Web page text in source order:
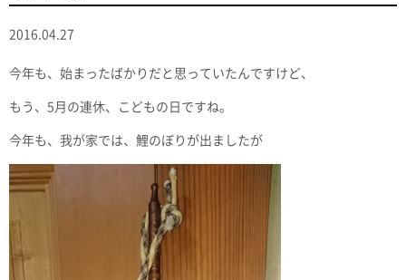
2016.04.27
今年も、始まったばかりだと思っていたんですけど、
もう、5月の連休、こどもの日ですね。
今年も、我が家では、鯉のぼりが出ましたが